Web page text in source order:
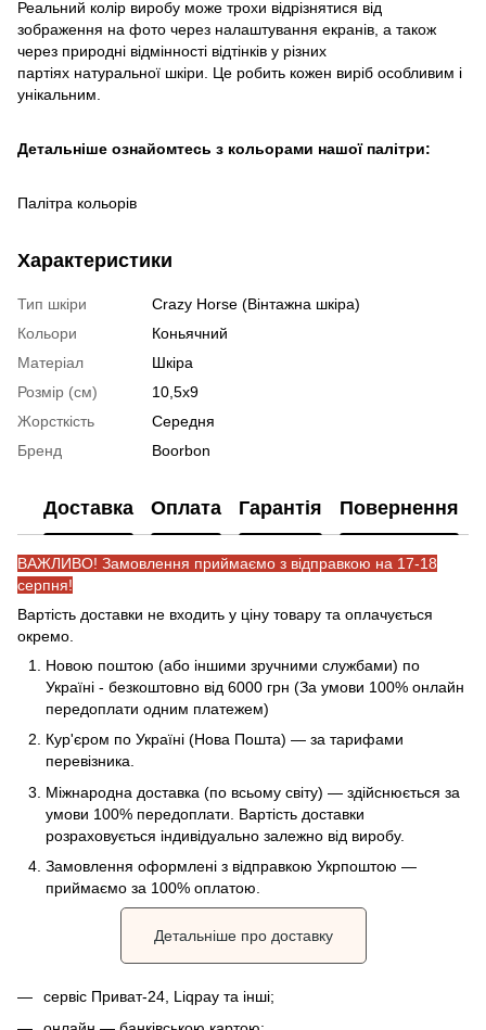
Реальний колір виробу може трохи відрізнятися від
зображення на фото через налаштування екранів, а також
через природні відмінності відтінків у різних
партіях натуральної шкіри. Це робить кожен виріб особливим і
унікальним.
Детальніше ознайомтесь з кольорами нашої палітри:
Палітра кольорів
Характеристики
Тип шкіри
Crazy Horse (Вінтажна шкіра)
Кольори
Коньячний
Матеріал
Шкіра
Розмір (см)
10,5х9
Жорсткість
Середня
Бренд
Boorbon
Доставка Оплата Гарантія Повернення
ВАЖЛИВО! Замовлення приймаємо з відправкою на 17-18
серпня!
Вартість доставки не входить у ціну товару та оплачується
окремо.
Новою поштою (або іншими зручними службами) по
Україні - безкоштовно від 6000 грн (За умови 100% онлайн
передоплати одним платежем)
Кур'єром по Україні (Нова Пошта) — за тарифами
перевізника.
Міжнародна доставка (по всьому світу) — здійснюється за
умови 100% передоплати. Вартість доставки
розраховується індивідуально залежно від виробу.
Замовлення оформлені з відправкою Укрпоштою —
приймаємо за 100% оплатою.
Детальніше про доставку
сервіс Приват-24, Liqpay та інші;